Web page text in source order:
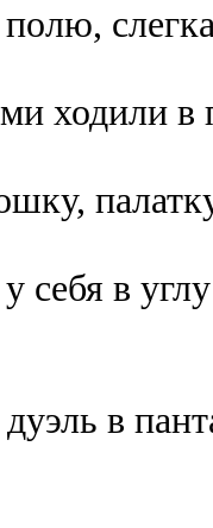
ходили в
себя в
в